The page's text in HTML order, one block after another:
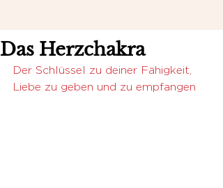
Das Herzchakra
Der Schlüssel zu deiner Fähigkeit,
Liebe zu geben und zu empfangen